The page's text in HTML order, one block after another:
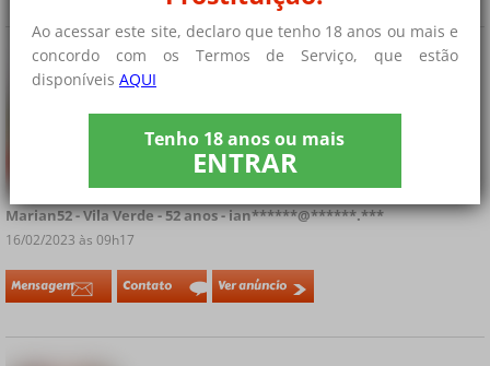
calcinha madura muito cruel
Meu nome é Marian, sou uma mulher de caráter pois não
gosto de bobagens nem de perder tempo. Me considero
muito mórbida, educada, mas com limite, quero pessoas
sérias, responsáveis, comprometidas......
Marian52 - Vila Verde - 52 anos - ian******@******.***
16/02/2023 às 09h17
Mensagem Contato Ver anúncio
Ao acessar este site, declaro que tenho 18 anos ou mais e
concordo com os Termos de Serviço, que estão
disponíveis AQUI
Tenho 18 anos ou mais
ENTRAR